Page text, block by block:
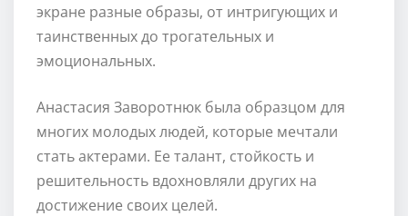
экране разные образы, от интригующих и
таинственных до трогательных и
эмоциональных.
Анастасия Заворотнюк была образцом для
многих молодых людей, которые мечтали
стать актерами. Ее талант, стойкость и
решительность вдохновляли других на
достижение своих целей.